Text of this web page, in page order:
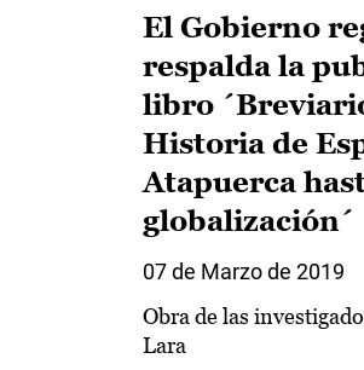
El Gobierno
respalda la
libro
Historia de
Atapuerca
globalización´
07 de Marzo de 2019
Obra de las
Lara